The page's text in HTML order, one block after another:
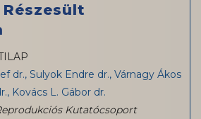
dr., Sulyok Endre dr., Várnagy Ákos
Kovács L. Gábor dr.
Kutatócsoport